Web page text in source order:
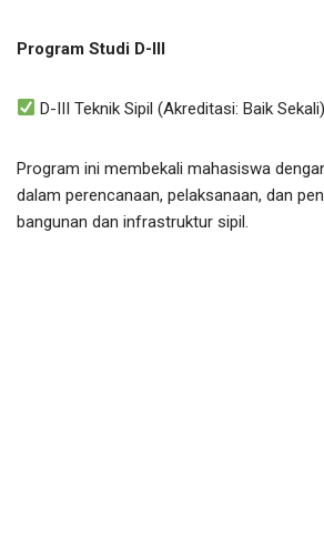
Program Studi D-III
D-III Teknik Sipil (Akreditasi: Baik Sekali)
Program ini membekali mahasiswa
dalam perencanaan, pelaksanaan, dan
bangunan dan infrastruktur sipil.